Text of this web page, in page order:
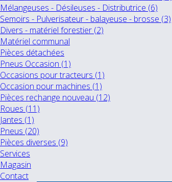
Mélangeuses - Désileuses - Distributrice (6)
Semoirs - Pulverisateur - balayeuse - brosse (3)
Divers - matériel forestier (2)
Matériel communal
Pièces détachées
Pneus Occasion (1)
Occasions pour tracteurs (1)
Occasion pour machines (1)
Pièces rechange nouveau (12)
Roues (11)
Jantes (1)
Pneus (20)
Pièces diverses (9)
Services
Magasin
Contact